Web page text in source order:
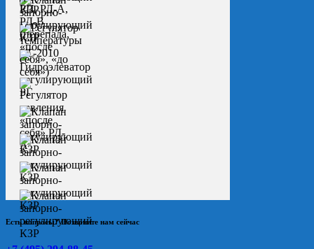
Есть вопросы? Позвоните нам сейчас